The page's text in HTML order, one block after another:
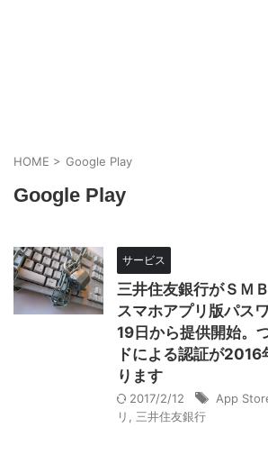
HOME > Google Play
Google Play
サービス
三井住友銀行がＳＭ
スマホアプリ版パス
19日から提供開始。
ドによる認証が
ります
2017/2/12 App
リ
三井住友銀行